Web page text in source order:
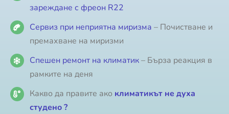
зареждане с фреон R22
Сервиз при неприятна миризма – Почистване и
премахване на миризми
Спешен ремонт на климатик– Бърза реакция в
рамките на деня
Какво да правите ако климатикът не духа
студено ?